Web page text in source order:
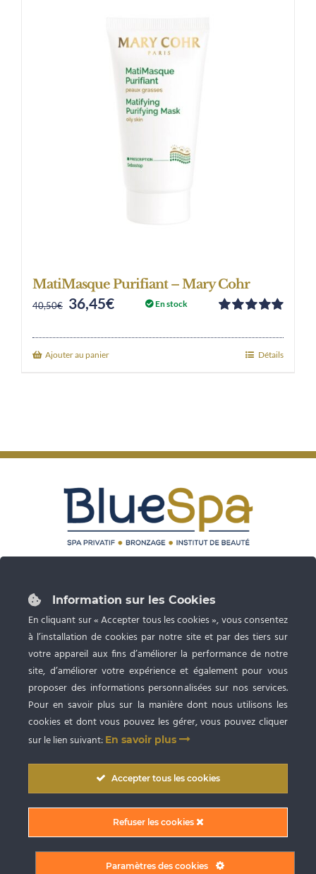
MatiMasque Purifiant – Mary Cohr
5
40,50€ Original
36,45€CurrentEn stock
Ajouter au panier Détails
87 rue du Grand Faubourg 28000 CHARTRES
Ouvert du lundi au samedi de 9h à 20h
Spa privatif, Bronzage UV et Esthétiqueavec RDV
-2026 SARL BlueSpa Chartres. Tous droits réservés. |
Conception graphique et création du site internet par Digitivup
Conditions Générales de Vente (CGV)|Mentions Légales
Information sur les Cookies
En cliquant sur « Accepter tous les cookies », vous consentez
à l’installation de cookies par notre site et par des tiers sur
votre appareil aux fins d’améliorer la performance de notre
site, d’améliorer votre expérience et également pour vous
proposer des informations personnalisées sur nos services.
Pour en savoir plus sur la manière dont nous utilisons les
cookies et dont vous pouvez les gérer, vous pouvez cliquer
sur le lien suivant: En savoir plus
Accepter tous les cookies
Refuser les cookies
Paramètres des cookies